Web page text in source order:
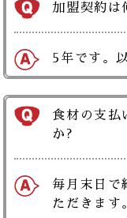
加盟契約は
5年です。
食材の支払
か?
毎月末日で
ただきます